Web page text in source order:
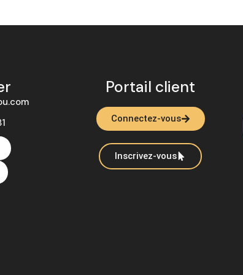
Portail client
Connectez-vous
Inscrivez-vous